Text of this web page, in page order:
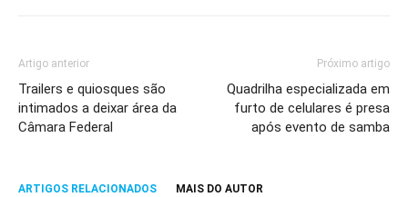
Artigo anterior
Trailers e quiosques são
intimados a deixar área da
Câmara Federal
Próximo artigo
Quadrilha especializada em
furto de celulares é presa
após evento de samba
ARTIGOS RELACIONADOS MAIS DO AUTOR